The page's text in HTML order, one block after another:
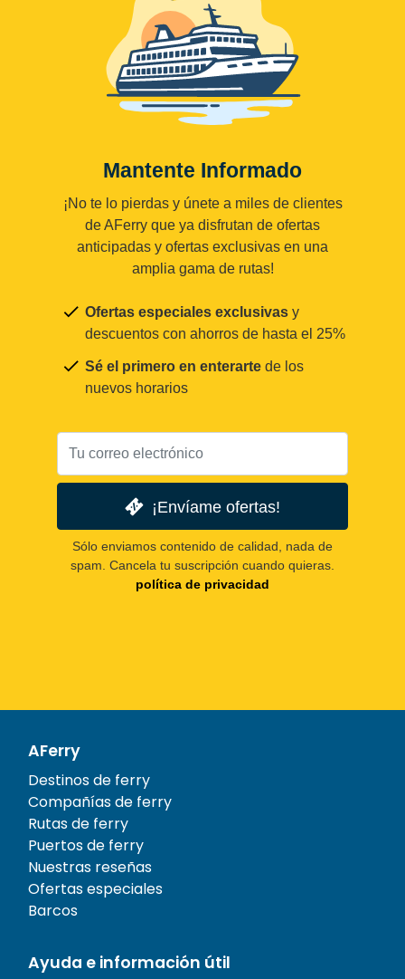
Mantente Informado
¡No te lo pierdas y únete a miles de clientes
de AFerry que ya disfrutan de ofertas
anticipadas y ofertas exclusivas en una
amplia gama de rutas!
Ofertas especiales exclusivas y
descuentos con ahorros de hasta el 25%
Sé el primero en enterarte de los
nuevos horarios
¡Envíame ofertas!
Sólo enviamos contenido de calidad, nada de
spam. Cancela tu suscripción cuando quieras.
política de privacidad
AFerry
Destinos de ferry
Compañías de ferry
Rutas de ferry
Puertos de ferry
Nuestras reseñas
Ofertas especiales
Barcos
Ayuda e información útil